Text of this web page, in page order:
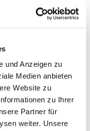
und Anzeigen zu
Medien anbieten
Website zu
zu Ihrer
Partner für
weiter. Unsere
poudre blanche
acideset les
de choix
lui donne un
pour les
des pigments